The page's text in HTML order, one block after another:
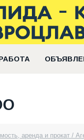
аренда и прокат /